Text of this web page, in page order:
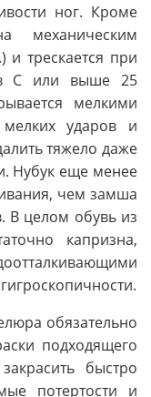
ног. Кроме
механическим
трескается при
С или выше 25
мелкими
ударов и
тяжело даже
Нубук еще менее
чем замша
В целом обувь из
капризна,
обязательно
подходящего
быстро
потертости и